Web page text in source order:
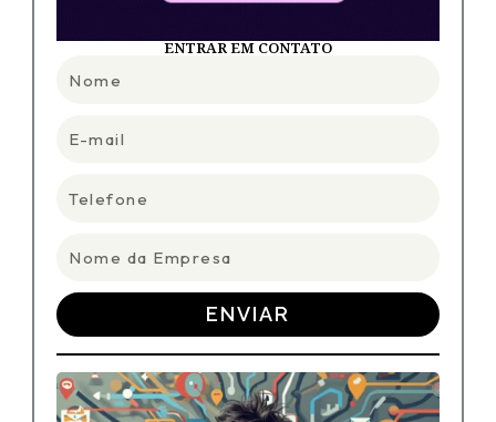
ENTRAR EM CONTATO
Empresa
ENVIAR